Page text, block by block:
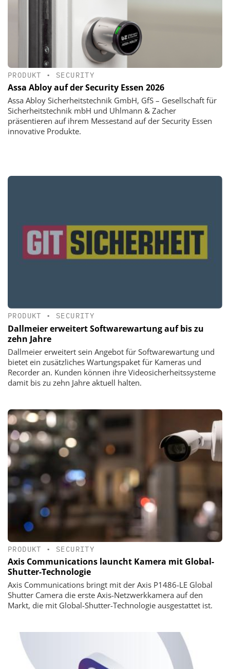
PRODUKT • SECURITY
Assa Abloy auf der Security Essen 2026
Assa Abloy Sicherheitstechnik GmbH, GfS – Gesellschaft für
Sicherheitstechnik mbH und Uhlmann & Zacher
präsentieren auf ihrem Messestand auf der Security Essen
innovative Produkte.
PRODUKT • SECURITY
Dallmeier erweitert Softwarewartung auf bis zu
zehn Jahre
Dallmeier erweitert sein Angebot für Softwarewartung und
bietet ein zusätzliches Wartungspaket für Kameras und
Recorder an. Kunden können ihre Videosicherheitssysteme
damit bis zu zehn Jahre aktuell halten.
PRODUKT • SECURITY
Axis Communications launcht Kamera mit Global-
Shutter-Technologie
Axis Communications bringt mit der Axis P1486-LE Global
Shutter Camera die erste Axis-Netzwerkkamera auf den
Markt, die mit Global-Shutter-Technologie ausgestattet ist.